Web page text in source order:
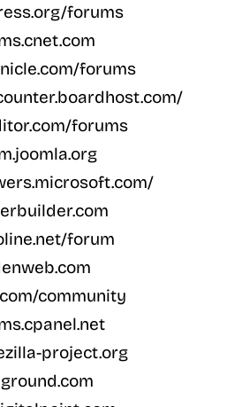
forums
forums
forums
forum
community
project.org